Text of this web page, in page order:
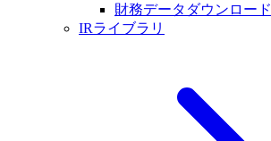
財務データダウンロード
IRライブラリ